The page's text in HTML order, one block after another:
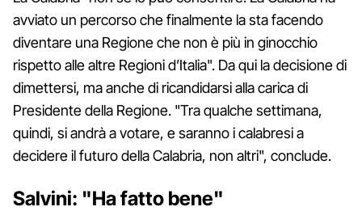
avviato un percorso che finalmente la sta facendo
diventare una Regione che non è più in ginocchio
rispetto alle altre Regioni d’Italia". Da qui la decisione di
dimettersi, ma anche di ricandidarsi alla carica di
Presidente della Regione. "Tra qualche settimana,
quindi, si andrà a votare, e saranno i calabresi a
decidere il futuro della Calabria, non altri", conclude.
Salvini: "Ha fatto bene"